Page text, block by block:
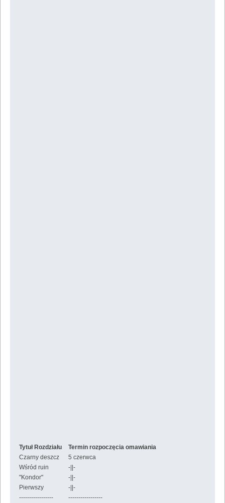
Tytuł Rozdziału
Termin rozpoczęcia omawiania
Czarny deszcz
5 czerwca
Wśród ruin
-||-
"Kondor"
-||-
Pierwszy
-||-
-----------------
-----------------